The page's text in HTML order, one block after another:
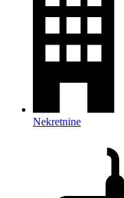
Nekretnine